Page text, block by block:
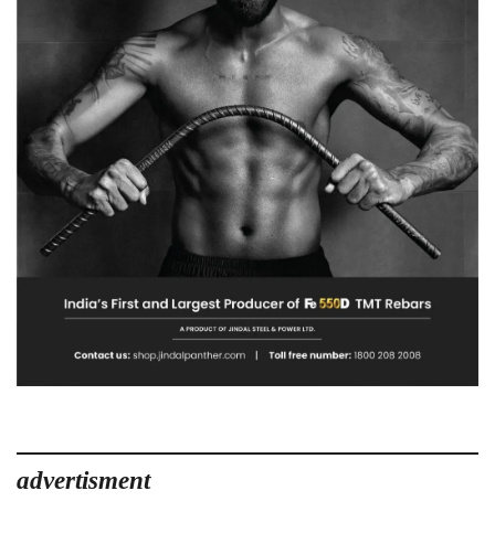
advertisment